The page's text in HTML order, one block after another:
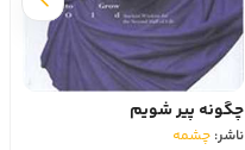
چگونه پیر شویم
ناشر: چشمه